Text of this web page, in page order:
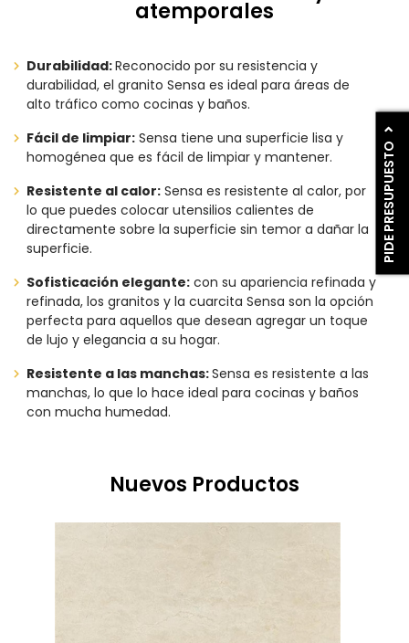
PIDE PRESUPUESTO
atemporales
Durabilidad:Reconocido por su resistencia y
durabilidad, el granito Sensa es ideal para áreas de
alto tráfico como cocinas y baños.
Fácil de limpiar: Sensa tiene una superficie lisa y
homogénea que es fácil de limpiar y mantener.
Resistente al calor: Sensa es resistente al calor, por
lo que puedes colocar utensilios calientes de
directamente sobre la superficie sin temor a dañar la
superficie.
Sofisticación elegante: con su apariencia refinada y
refinada, los granitos y la cuarcita Sensa son la opción
perfecta para aquellos que desean agregar un toque
de lujo y elegancia a su hogar.
Resistente a las manchas:Sensa es resistente a las
manchas, lo que lo hace ideal para cocinas y baños
con mucha humedad.
Nuevos Productos